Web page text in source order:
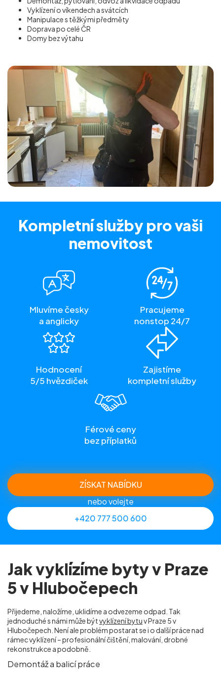
Vyklízení o víkendech a svátcích
Manipulace s těžkými předměty
Doprava po celé ČR
Domy bez výtahu
Kompletní služby pro vaši
nemovitost
Mluvíme česky
a anglicky
Pracujeme
nonstop 24/7
Hodnocení
5/5 hvězdiček
Zajistíme
kompletní služby
Férové ceny
bez příplatků
ZÍSKAT NABÍDKU
nebo volejte
+420 777 500 600
Jak vyklízíme byty v Praze
5 v Hlubočepech
Přijedeme, naložíme, uklidíme a odvezeme odpad. Tak
jednoduché s námi může býtvyklízení bytuv Praze 5 v
Hlubočepech. Není ale problém postarat se i o další práce nad
rámec vyklízení – profesionální čištění, malování, drobné
rekonstrukce a podobně.
Demontáž a balicí práce